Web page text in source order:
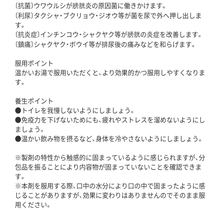
〔抗菌〕ウワウルシが膀胱炎の原因菌に働きかけます。
〔利尿〕タクシャ・ブクリョウ・ジオウ等が菌を尿で外へ押し出しま
す。
〔抗炎症〕インチンコウ・シャクヤク等が膀胱の炎症を改善します。
〔鎮痛〕シャクヤク・ボウイ等が排尿後の痛みなどを和らげます。
服用ポイント
温かいお湯で服用いただくと、より効果的かつ服用しやすくなりま
す。
養生ポイント
●トイレを我慢しないようにしましょう。
●免疫力を下げないためにも、疲れやストレスを溜めないようにし
ましょう。
●温かい飲み物を摂るなど、身体を冷やさないようにしましょう。
※製剤の特性から触感的に固まっているように感じられますが、分
包品を振ることにより内容物が固まっていないことを確認できま
す。
※本剤を服用する際、口中の水分により口の中で固まったように感
じることがありますが、効果に変わりはありませんのでそのまま服
用ください。